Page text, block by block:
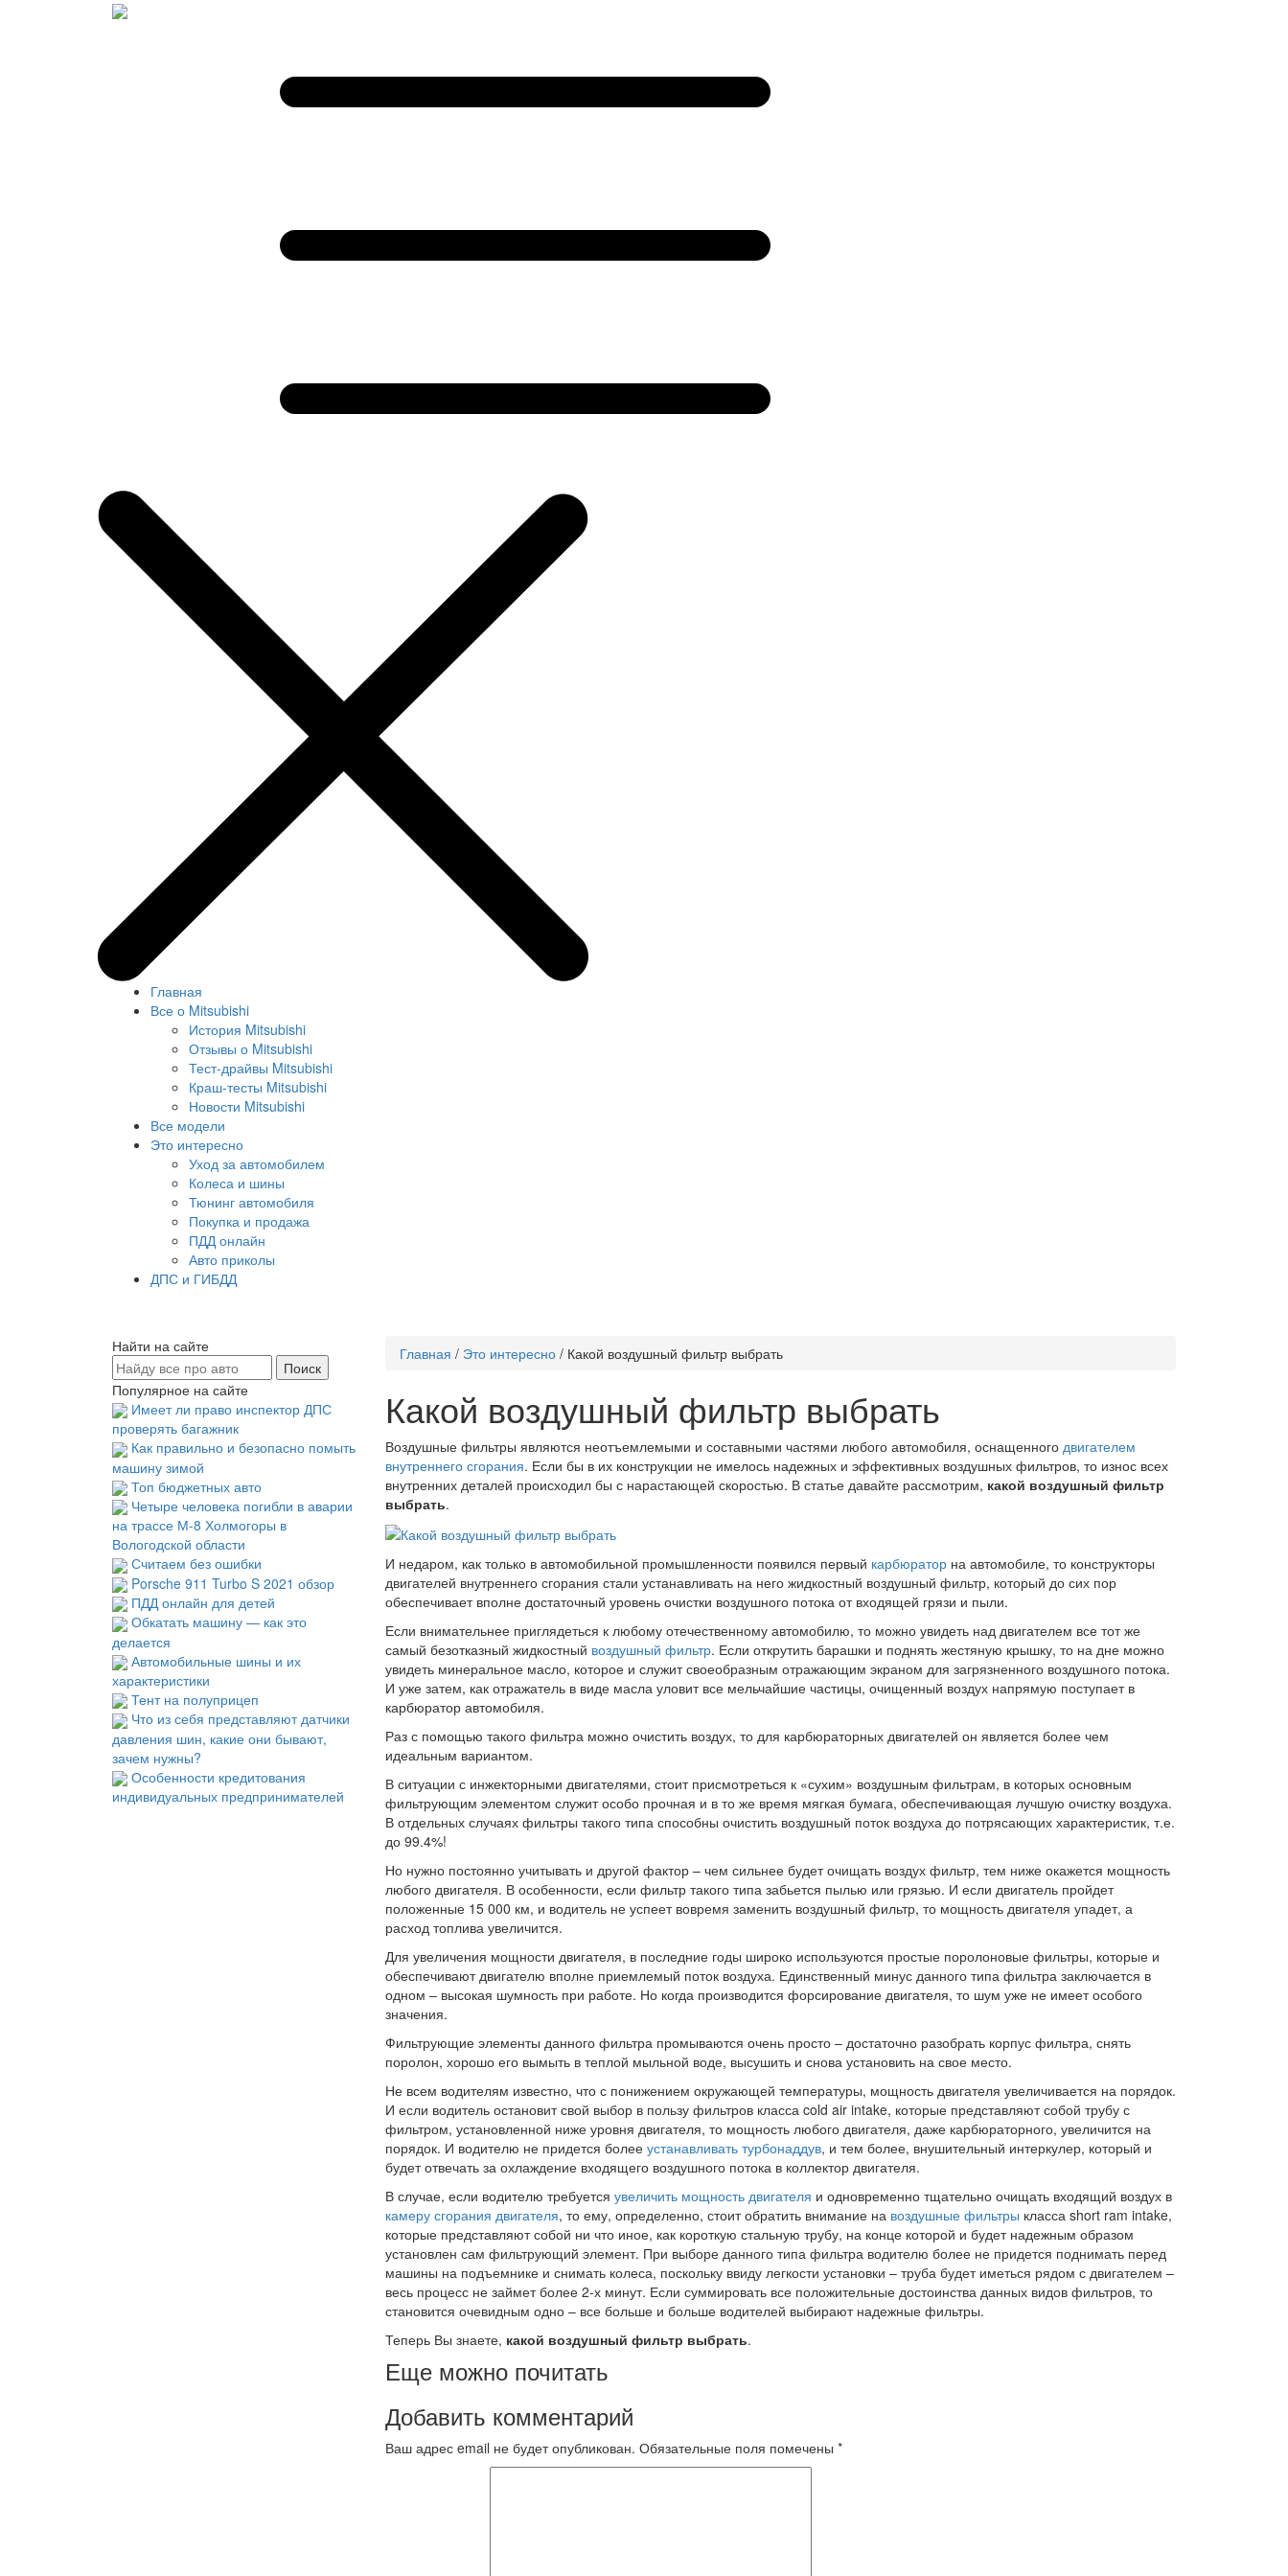
Главная
Все о Mitsubishi
История Mitsubishi
Отзывы о Mitsubishi
Тест-драйвы Mitsubishi
Краш-тесты Mitsubishi
Новости Mitsubishi
Все модели
Это интересно
Уход за автомобилем
Колеса и шины
Тюнинг автомобиля
Покупка и продажа
ПДД онлайн
Авто приколы
ДПС и ГИБДД
Главная / Это интересно / Какой воздушный фильтр выбрать
Какой воздушный фильтр выбрать
Воздушные фильтры являются неотъемлемыми и составными частями любого автомобиля, оснащенного двигателем
внутреннего сгорания. Если бы в их конструкции не имелось надежных и эффективных воздушных фильтров, то износ всех
внутренних деталей происходил бы с нарастающей скоростью. В статье давайте рассмотрим, какой воздушный фильтр
выбрать.
И недаром, как только в автомобильной промышленности появился первый карбюратор на автомобиле, то конструкторы
двигателей внутреннего сгорания стали устанавливать на него жидкостный воздушный фильтр, который до сих пор
обеспечивает вполне достаточный уровень очистки воздушного потока от входящей грязи и пыли.
Если внимательнее приглядеться к любому отечественному автомобилю, то можно увидеть над двигателем все тот же
самый безотказный жидкостный воздушный фильтр. Если открутить барашки и поднять жестяную крышку, то на дне можно
увидеть минеральное масло, которое и служит своеобразным отражающим экраном для загрязненного воздушного потока.
И уже затем, как отражатель в виде масла уловит все мельчайшие частицы, очищенный воздух напрямую поступает в
карбюратор автомобиля.
Раз с помощью такого фильтра можно очистить воздух, то для карбюраторных двигателей он является более чем
идеальным вариантом.
В ситуации с инжекторными двигателями, стоит присмотреться к «сухим» воздушным фильтрам, в которых основным
фильтрующим элементом служит особо прочная и в то же время мягкая бумага, обеспечивающая лучшую очистку воздуха.
В отдельных случаях фильтры такого типа способны очистить воздушный поток воздуха до потрясающих характеристик, т.е.
до 99.4%!
Но нужно постоянно учитывать и другой фактор – чем сильнее будет очищать воздух фильтр, тем ниже окажется мощность
любого двигателя. В особенности, если фильтр такого типа забьется пылью или грязью. И если двигатель пройдет
положенные 15 000 км, и водитель не успеет вовремя заменить воздушный фильтр, то мощность двигателя упадет, а
расход топлива увеличится.
Для увеличения мощности двигателя, в последние годы широко используются простые поролоновые фильтры, которые и
обеспечивают двигателю вполне приемлемый поток воздуха. Единственный минус данного типа фильтра заключается в
одном – высокая шумность при работе. Но когда производится форсирование двигателя, то шум уже не имеет особого
значения.
Фильтрующие элементы данного фильтра промываются очень просто – достаточно разобрать корпус фильтра, снять
поролон, хорошо его вымыть в теплой мыльной воде, высушить и снова установить на свое место.
Не всем водителям известно, что с понижением окружающей температуры, мощность двигателя увеличивается на порядок.
И если водитель остановит свой выбор в пользу фильтров класса cold air intake, которые представляют собой трубу с
фильтром, установленной ниже уровня двигателя, то мощность любого двигателя, даже карбюраторного, увеличится на
порядок. И водителю не придется более устанавливать турбонаддув, и тем более, внушительный интеркулер, который и
будет отвечать за охлаждение входящего воздушного потока в коллектор двигателя.
В случае, если водителю требуется увеличить мощность двигателя и одновременно тщательно очищать входящий воздух в
камеру сгорания двигателя, то ему, определенно, стоит обратить внимание на воздушные фильтры класса short ram intake,
которые представляют собой ни что иное, как короткую стальную трубу, на конце которой и будет надежным образом
установлен сам фильтрующий элемент. При выборе данного типа фильтра водителю более не придется поднимать перед
машины на подъемнике и снимать колеса, поскольку ввиду легкости установки – труба будет иметься рядом с двигателем –
весь процесс не займет более 2-х минут. Если суммировать все положительные достоинства данных видов фильтров, то
становится очевидным одно – все больше и больше водителей выбирают надежные фильтры.
Теперь Вы знаете, какой воздушный фильтр выбрать.
Еще можно почитать
Добавить комментарий
Ваш адрес email не будет опубликован. Обязательные поля помечены *
Найти на сайте
Популярное на сайте
Имеет ли право инспектор ДПС
проверять багажник
Как правильно и безопасно помыть
машину зимой
Топ бюджетных авто
Четыре человека погибли в аварии
на трассе М-8 Холмогоры в
Вологодской области
Считаем без ошибки
Porsche 911 Turbo S 2021 обзор
ПДД онлайн для детей
Обкатать машину — как это
делается
Автомобильные шины и их
характеристики
Тент на полуприцеп
Что из себя представляют датчики
давления шин, какие они бывают,
зачем нужны?
Особенности кредитования
индивидуальных предпринимателей